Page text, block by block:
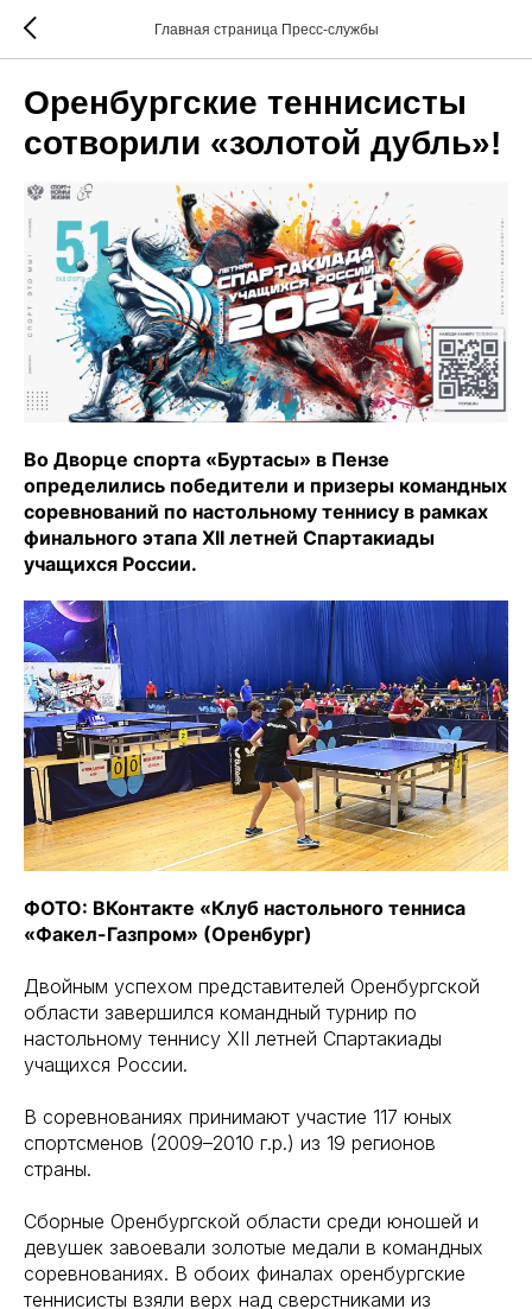
Главная страница Пресс-службы
Оренбургские теннисисты
сотворили «золотой дубль»!
Во Дворце спорта «Буртасы» в Пензе
определились победители и призеры командных
соревнований по настольному теннису в рамках
финального этапа XII летней Спартакиады
учащихся России.
ФОТО: ВКонтакте «Клуб настольного тенниса
«Факел-Газпром» (Оренбург)
Двойным успехом представителей Оренбургской
области завершился командный турнир по
настольному теннису ХII летней Спартакиады
учащихся России.
В соревнованиях принимают участие 117 юных
спортсменов (2009–2010 г.р.) из 19 регионов
страны.
Сборные Оренбургской области среди юношей и
девушек завоевали золотые медали в командных
соревнованиях. В обоих финалах оренбургские
теннисисты взяли верх над сверстниками из